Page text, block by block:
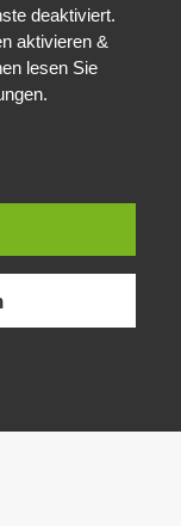
deaktiviert.
aktivieren &
lesen Sie